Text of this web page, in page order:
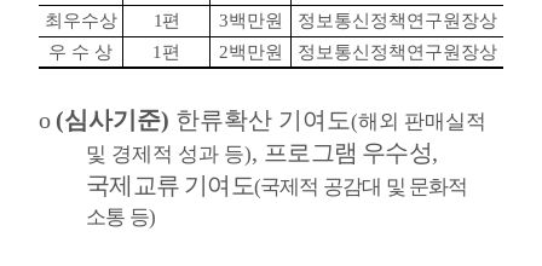
최우수상
1편 3백만원
정보통신정책연구원장상
우 수 상
1 편 2백만원 정보통신정책연구원장상
o (심사기준) 한류확산 기여도(해외 판매실적
및 경제적 성과 등), 프로그램 우수성,
국제교류 기여도(국제적 공감대 및 문화적
소통 등)